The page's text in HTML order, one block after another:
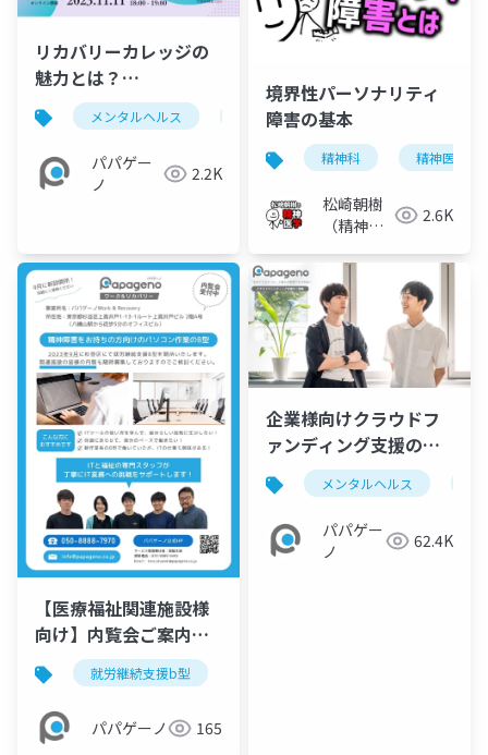
リカバリーカレッジの
魅力とは？
20231111【パパゲー
ノ】
メンタルヘルス リカバリーカレッジ
パパゲー
ノ
2.2K
境界性パーソナリティ
障害の基本
精神科 精神医学
松崎朝樹
（精神科
2.6K
【医療福祉関連施設様
向け】内覧会ご案内チ
ラシ_パパゲーノ Work
& Recovery
就労継続支援b型
パパゲーノ 165
企業様向けクラウドフ
ァンディング支援のご
提案【パパゲーノ】
メンタルヘルス
パパゲー
ノ
62.4K